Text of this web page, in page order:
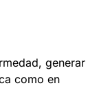
generar
como en